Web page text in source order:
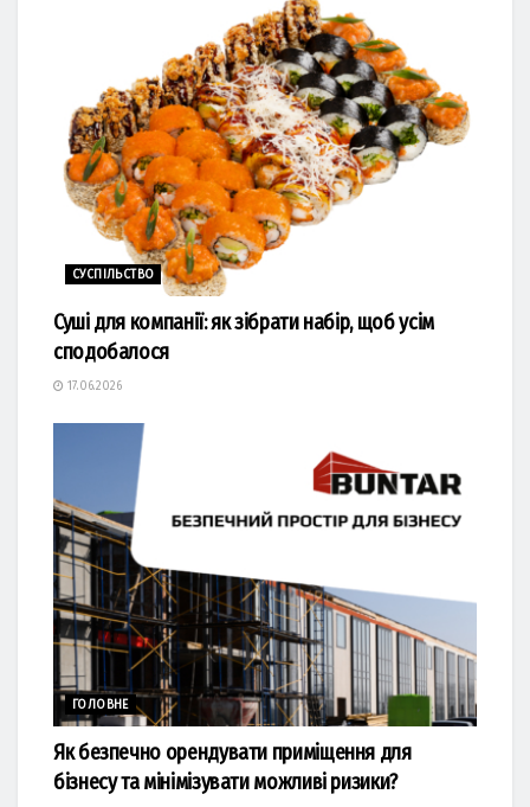
СУСПІЛЬСТВО
Суші для компанії: як зібрати набір, щоб усім
сподобалося
17.06.2026
ГОЛОВНЕ
Як безпечно орендувати приміщення для
бізнесу та мінімізувати можливі ризики?